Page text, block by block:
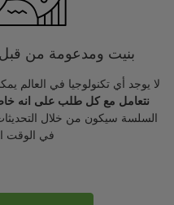
بنيت ومدعومة من
لا يوجد أي تكنولوجيا في العالم
نتعامل مع كل طلب على انه
السلسة سيكون من خلال
في الوقت